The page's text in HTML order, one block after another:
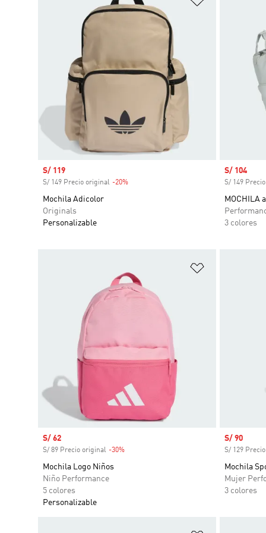
Precio de venta
S/ 119
S/ 149 Precio original -20%
Mochila Adicolor
Originals
Personalizable
Precio de
S/ 104
S/ 149
MOCHILA
3 colores
Añadir a la
Precio de venta
S/ 62
S/ 89 Precio original -30%
Mochila Logo Niños
Niño Performance
5 colores
Personalizable
Precio de
S/ 90
S/ 129
Mochila
Mujer
3 colores